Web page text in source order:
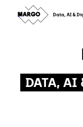
Skip
to
content
Data, AI &
DATA, AI